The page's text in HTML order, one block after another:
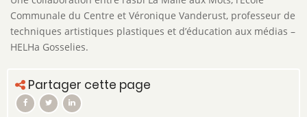
Communale du Centre et Véronique Vanderust, professeur de
techniques artistiques plastiques et d’éducation aux médias –
HELHa Gosselies.
Partager cette page